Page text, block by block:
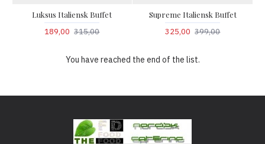
Luksus Italiensk Buffet
189,00 315,00
Supreme Italiensk Buffet
325,00 399,00
You have reached the end of the list.